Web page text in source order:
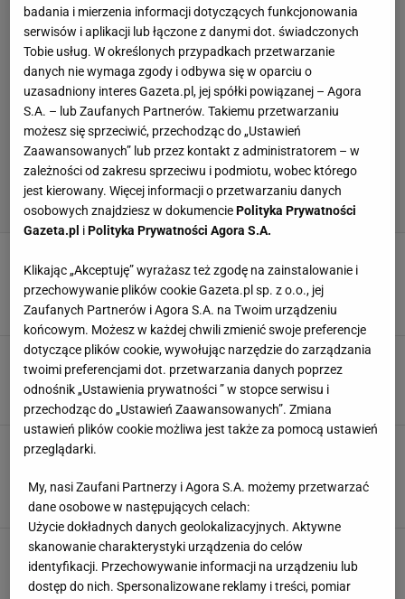
niewygodną prawdę. "Jakich mieliśmy
bohaterów?"
Emil Bogumił, 29 MARCA 2026, 21:01
Gwiazda postawiła w Hollywood granicę.
Wywierali presję. "Nigdy bym tego nie zrobiła"
Emil Bogumił, 28 MARCA 2026, 21:01
straszne"
Emil Bogumił,27 MARCA 2026, 21:02
Mafia otworzyła drzwi do kariery. Legenda
polskiej muzyki. Liczba przebojów imponuje do
dziś
badania i mierzenia informacji dotyczących funkcjonowania
serwisów i aplikacji lub łączone z danymi dot. świadczonych
Tobie usług. W określonych przypadkach przetwarzanie
danych nie wymaga zgody i odbywa się w oparciu o
uzasadniony interes Gazeta.pl, jej spółki powiązanej – Agora
S.A. – lub Zaufanych Partnerów. Takiemu przetwarzaniu
możesz się sprzeciwić, przechodząc do „Ustawień
Zaawansowanych” lub przez kontakt z administratorem – w
zależności od zakresu sprzeciwu i podmiotu, wobec którego
jest kierowany. Więcej informacji o przetwarzaniu danych
osobowych znajdziesz w dokumenciePolityka Prywatności
Gazeta.pl iPolityka Prywatności Agora S.A.
Klikając „Akceptuję” wyrażasz też zgodę na zainstalowanie i
przechowywanie plików cookie Gazeta.pl sp. z o.o., jej
Zaufanych Partnerów i Agora S.A. na Twoim urządzeniu
końcowym. Możesz w każdej chwili zmienić swoje preferencje
dotyczące plików cookie, wywołując narzędzie do zarządzania
twoimi preferencjami dot. przetwarzania danych poprzez
odnośnik „Ustawienia prywatności ” w stopce serwisu i
przechodząc do „Ustawień Zaawansowanych”. Zmiana
ustawień plików cookie możliwa jest także za pomocą ustawień
przeglądarki.
My, nasi Zaufani Partnerzy i Agora S.A. możemy przetwarzać
dane osobowe w następujących celach:
Użycie dokładnych danych geolokalizacyjnych. Aktywne
skanowanie charakterystyki urządzenia do celów
identyfikacji. Przechowywanie informacji na urządzeniu lub
dostęp do nich. Spersonalizowane reklamy i treści, pomiar